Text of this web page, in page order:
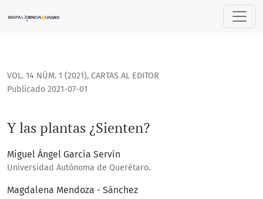
VOL. 14 NÚM. 1 (2021), CARTAS AL EDITOR
Y las plantas ¿Sienten?
Publicado 2021-07-01
Miguel Ángel García Servín
Universidad Autónoma de Querétaro.
Magdalena Mendoza - Sánchez